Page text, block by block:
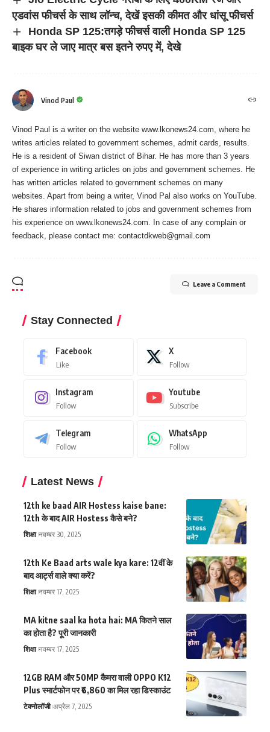
एडवांस फीचर्स के साथ लॉन्च, देखें इसकी कीमत और धांसू फीचर्स
Honda SP 125:तगड़े फीचर्स वाली Honda SP 125
बाइक घर ले जाए मात्र बस इतने रुपए में, देखे
Vinod Paul
Vinod Paul is a writer on the website www.lkonews24.com, where he
writes articles related to government schemes, admit cards, results.
He is a resident of Siwan district of Bihar. He has more than 3 years
of experience in writing articles on jobs and government schemes. He
has written articles related to government schemes on many
websites. Apart from being a writer, Vinod Pal also works on YouTube.
He shares information related to jobs and government schemes from
his experience on www.lkonews24.com. In case of any complain or
feedback, please contact me: contactdkweb@gmail.com
Leave a Comment
Stay Connected
Facebook
Like
X
Follow
Instagram
Follow
Youtube
Subscribe
Telegram
Follow
WhatsApp
Follow
Latest News
12th ke baad AIR Hostess kaise bane:
12th के बाद AIR Hostess कैसे बने?
शिक्षा नवम्बर 30, 2025
12th Ke Baad arts wale kya kare: 12वीं के
बाद आर्ट्स वाले क्या करें?
शिक्षा नवम्बर 17, 2025
MA kitne saal ka hota hai: MA कितने साल
का होता है? पूरी जानकारी
शिक्षा नवम्बर 17, 2025
12GB RAM और 50MP कैमरा वाली OPPO K12
Plus स्मार्टफोन पर ₹6,860 का मिल रहा डिस्काउंट
टेक्नोलॉजी अप्रैल 7, 2025